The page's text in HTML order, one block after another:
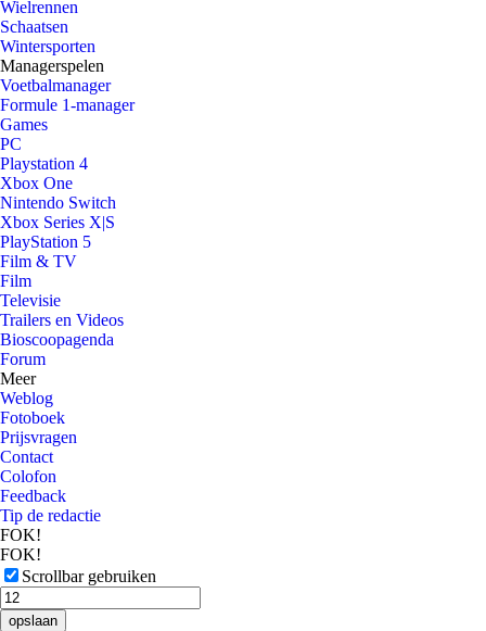
Wielrennen
Schaatsen
Wintersporten
Managerspelen
Voetbalmanager
Formule 1-manager
Games
PC
Playstation 4
Xbox One
Nintendo Switch
Xbox Series X|S
PlayStation 5
Film & TV
Film
Televisie
Trailers en Videos
Bioscoopagenda
Forum
Meer
Weblog
Fotoboek
Prijsvragen
Contact
Colofon
Feedback
Tip de redactie
FOK!
FOK!
Scrollbar gebruiken
opslaan